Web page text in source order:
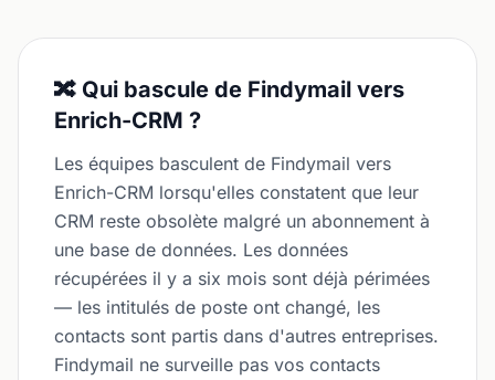
🔀 Qui bascule de Findymail vers
Enrich-CRM ?
Les équipes basculent de Findymail vers
Enrich-CRM lorsqu'elles constatent que leur
CRM reste obsolète malgré un abonnement à
une base de données. Les données
récupérées il y a six mois sont déjà périmées
— les intitulés de poste ont changé, les
contacts sont partis dans d'autres entreprises.
Findymail ne surveille pas vos contacts